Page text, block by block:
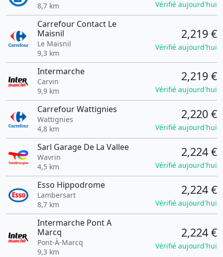
8,7 km
Vérifié aujourd'hui
Carrefour Contact Le
Maisnil
Le Maisnil
9,3 km
2,219 €
Vérifié aujourd'hui
Intermarche
Carvin
9,9 km
2,219 €
Vérifié aujourd'hui
Carrefour Wattignies
Wattignies
4,8 km
2,220 €
Vérifié aujourd'hui
Sarl Garage De La Vallee
Wavrin
4,5 km
2,224 €
Vérifié aujourd'hui
Esso Hippodrome
Lambersart
8,7 km
2,224 €
Vérifié aujourd'hui
Intermarche Pont A
Marcq
Pont-À-Marcq
9,3 km
2,224 €
Vérifié aujourd'hui